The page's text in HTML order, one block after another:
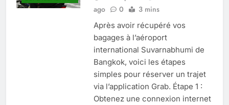
ago
0 3 mins
Après avoir récupéré vos
bagages à l’aéroport
international Suvarnabhumi de
Bangkok, voici les étapes
simples pour réserver un trajet
via l’application Grab. Étape 1 :
Obtenez une connexion internet